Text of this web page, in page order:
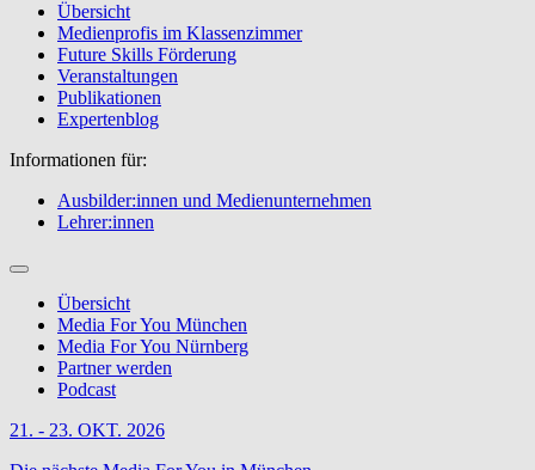
Übersicht
Medienprofis im Klassenzimmer
Future Skills Förderung
Veranstaltungen
Publikationen
Expertenblog
Informationen für:
Ausbilder:innen und Medienunternehmen
Lehrer:innen
Übersicht
Media For You München
Media For You Nürnberg
Partner werden
Podcast
21. - 23. OKT. 2026